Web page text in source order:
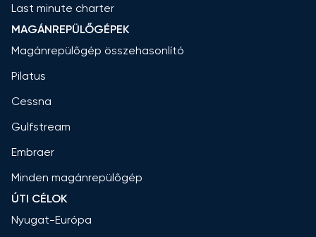
Last minute charter
MAGÁNREPÜLŐGÉPEK
Magánrepülőgép összehasonlító
Pilatus
Cessna
Gulfstream
Embraer
Minden magánrepülőgép
ÚTI CÉLOK
Nyugat-Európa